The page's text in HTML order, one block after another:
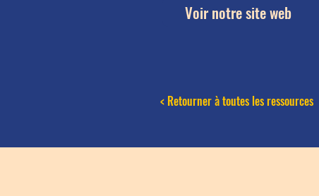
Voir notre site web
< Retourner à toutes les ressources